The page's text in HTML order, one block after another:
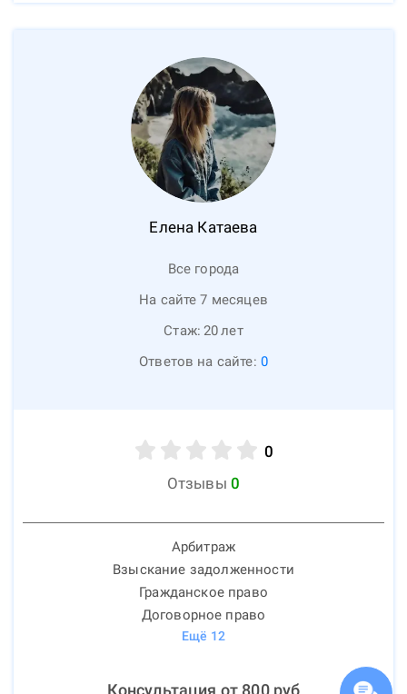
Елена Катаева
Все города
На сайте 7 месяцев
Стаж: 20лет
Ответов на сайте: 0
0
Отзывы 0
Арбитраж
Взыскание задолженности
Гражданское право
Договорное право
Ещё 12
Консультация от 800руб